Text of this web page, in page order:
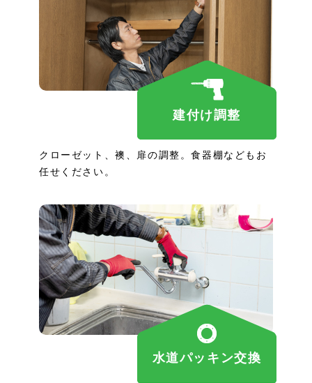
建付け調整
クローゼット、襖、扉の調整。食器棚などもお
任せください。
水道パッキン交換